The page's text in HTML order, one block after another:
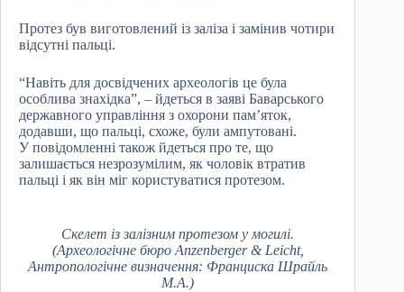
Протез був виготовлений із заліза і замінив чотири
відсутні пальці.
“Навіть для досвідчених археологів це була
особлива знахідка”, – йдеться в заяві Баварського
державного управління з охорони пам’яток,
додавши, що пальці, схоже, були ампутовані.
У повідомленні також йдеться про те, що
залишається незрозумілим, як чоловік втратив
пальці і як він міг користуватися протезом.
Скелет із залізним протезом у могилі.
(Археологічне бюро Anzenberger & Leicht,
Антропологічне визначення: Франциска Шрайль
М.А.)